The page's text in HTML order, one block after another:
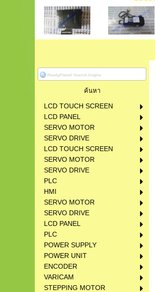
LCD TOUCH SCREEN
LCD PANEL
SERVO MOTOR
SERVO DRIVE
LCD TOUCH SCREEN
SERVO MOTOR
SERVO DRIVE
PLC
HMI
SERVO MOTOR
SERVO DRIVE
LCD PANEL
PLC
POWER SUPPLY
POWER UNIT
ENCODER
VARICAM
STEPPING MOTOR